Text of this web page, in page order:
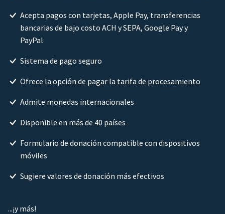
Acepta pagos con tarjetas, Apple Pay, transferencias
bancarias de bajo costo ACH y SEPA, Google Pay y
PayPal
Sistema de pago seguro
Ofrece la opción de pagar la tarifa de procesamiento
Admite monedas internacionales
Disponible en más de 40 países
Formulario de donación compatible con dispositivos
móviles
Sugiere valores de donación más efectivos
...¡y más!